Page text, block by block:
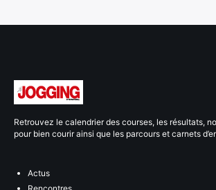
Retrouvez le calendrier des courses, les résultats,
pour bien courir ainsi que les parcours et carnets
Actus